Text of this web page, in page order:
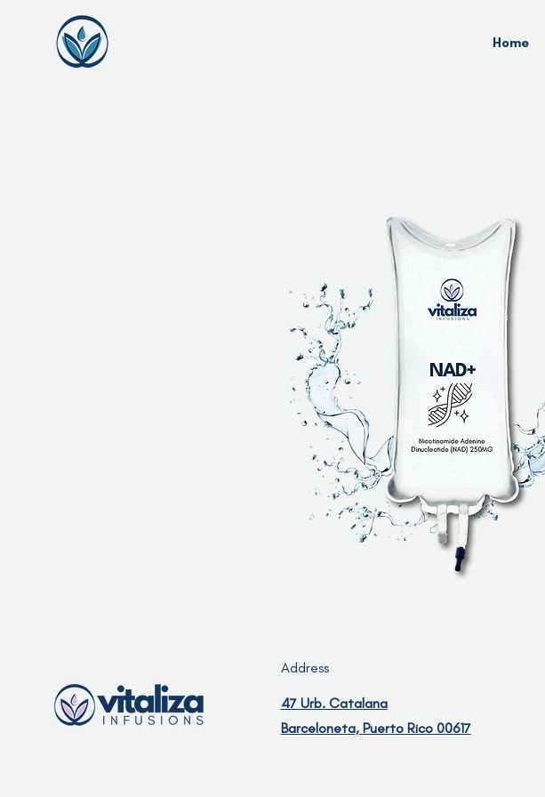
Home
Address
47 Urb. Catalana
Barceloneta, Puerto Rico 00617